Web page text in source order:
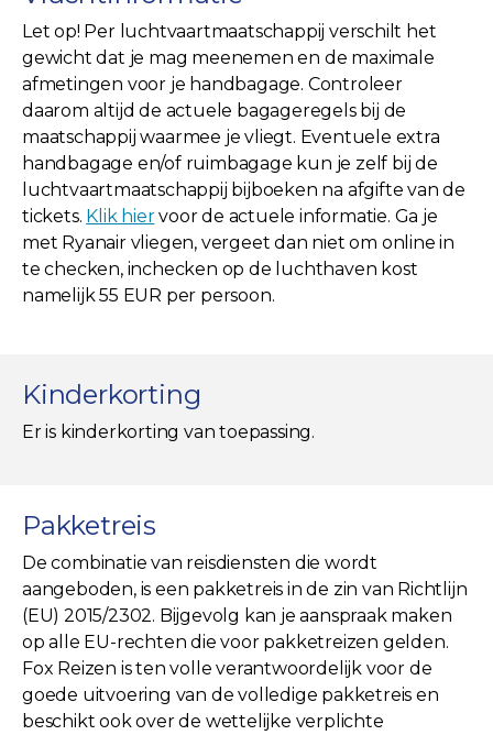
Let op! Per luchtvaartmaatschappij verschilt het
gewicht dat je mag meenemen en de maximale
afmetingen voor je handbagage. Controleer
daarom altijd de actuele bagageregels bij de
maatschappij waarmee je vliegt. Eventuele extra
handbagage en/of ruimbagage kun je zelf bij de
luchtvaartmaatschappij bijboeken na afgifte van de
tickets. Klik hiervoor de actuele informatie. Ga je
met Ryanair vliegen, vergeet dan niet om online in
te checken, inchecken op de luchthaven kost
namelijk 55 EUR per persoon.
Kinderkorting
Er is kinderkorting van toepassing.
Pakketreis
De combinatie van reisdiensten die wordt
aangeboden, is een pakketreis in de zin van Richtlijn
(EU) 2015/2302. Bijgevolg kan je aanspraak maken
op alle EU-rechten die voor pakketreizen gelden.
Fox Reizen is ten volle verantwoordelijk voor de
goede uitvoering van de volledige pakketreis en
beschikt ook over de wettelijke verplichte